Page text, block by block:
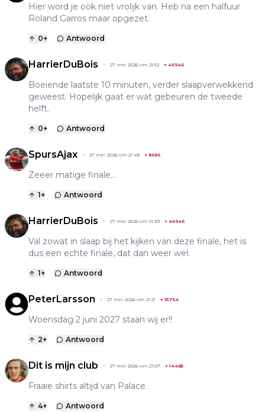
Hier word je ook niet vrolijk van. Heb na een halfuur
Roland Garros maar opgezet.
0+ Antwoord
HarrierDuBois 27 mei 2026 om 21:52 + 46946
Boeiende laatste 10 minuten, verder slaapverwekkend
geweest. Hopelijk gaat er wat gebeuren de tweede
helft.
0+ Antwoord
SpursAjax 27 mei 2026 om 21:48 + 8686
Zeeer matige finale...
1+ Antwoord
HarrierDuBois 27 mei 2026 om 21:39 + 46946
Val zowat in slaap bij het kijken van deze finale, het is
dus een echte finale, dat dan weer wel.
1+ Antwoord
PeterLarsson 27 mei 2026 om 21:21 +15764
Woensdag 2 juni 2027 staan wij er!!
2+ Antwoord
Dit is mijn club 27 mei 2026 om 21:07 +14485
Fraaie shirts altijd van Palace.
4+ Antwoord